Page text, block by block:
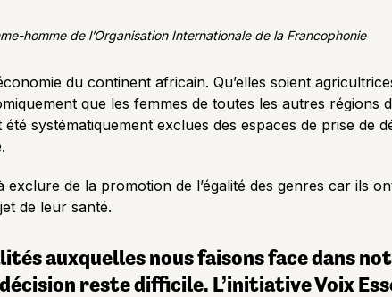
homme de l’Organisation Internationale de la Francophonie
du continent africain. Qu’elles soient
que les femmes de toutes les autres régions
systématiquement exclues des espaces de prise de
de la promotion de l’égalité des genres car ils
de leur santé.
auxquelles nous faisons face dans
reste difficile. L’initiative Voix